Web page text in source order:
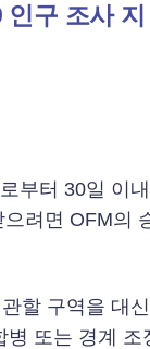
구 조사 지
부터 30일 이
려면 OFM의
할 구역을 대
또는 경계 조